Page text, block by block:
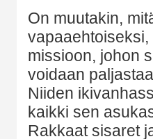
On muutakin,
missioon, johon
voidaan
Niiden
kaikki sen
Rakkaat sisaret